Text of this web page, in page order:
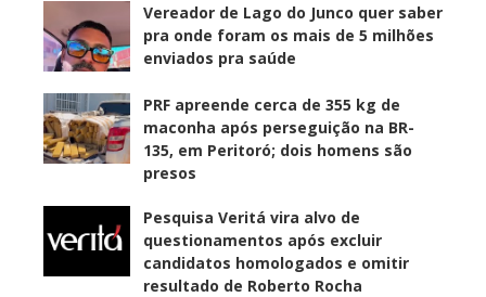
Vereador de Lago do Junco quer saber
pra onde foram os mais de 5 milhões
enviados pra saúde
PRF apreende cerca de 355 kg de
maconha após perseguição na BR-
135, em Peritoró; dois homens são
presos
Pesquisa Veritá vira alvo de
questionamentos após excluir
candidatos homologados e omitir
resultado de Roberto Rocha